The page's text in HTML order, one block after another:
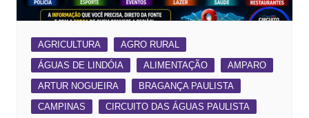
AGRICULTURA
AGRO RURAL
ÁGUAS DE LINDÓIA
ALIMENTAÇÃO
AMPARO
ARTUR NOGUEIRA
BRAGANÇA PAULISTA
CAMPINAS
CIRCUITO DAS ÁGUAS PAULISTA